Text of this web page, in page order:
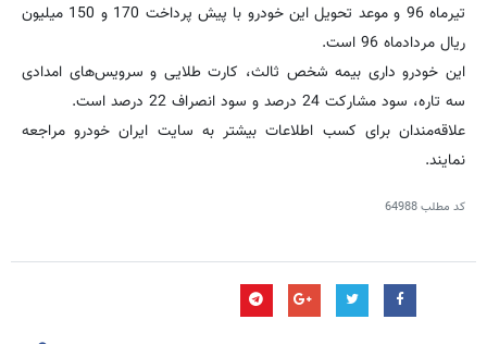
تیرماه 96 و موعد تحویل این خودرو با پیش پرداخت 170 و 150 میلیون
ریال مردادماه 96 است.
این خودرو داری بیمه شخص ثالث، کارت طلایی و سرویس‌های امدادی
سه تاره، سود مشارکت 24 درصد و سود انصراف 22 درصد است.
علاقه‌‌مندان برای کسب اطلاعات بیشتر به سایت ایران خودرو مراجعه
نمایند.
کد مطلب64988